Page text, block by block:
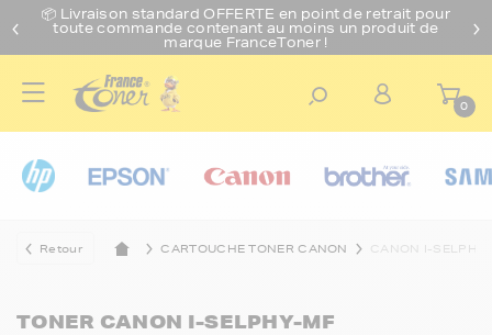
📦 Livraison standard OFFERTE en point de retrait pour
toute commande contenant au moins un produit de
marque FranceToner !
0
Retour CARTOUCHE TONER CANON CANON I-
TONER CANON I-SELPHY-MF